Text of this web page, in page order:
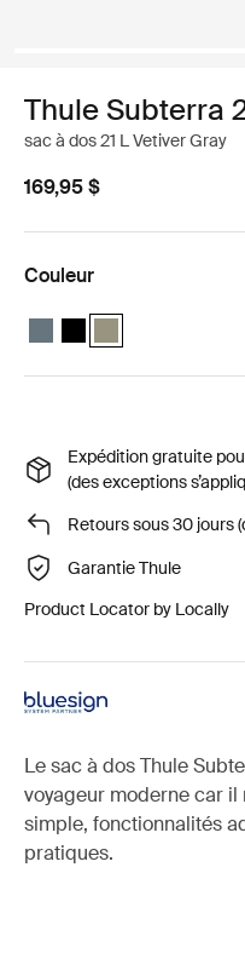
Thule Subterra
sac à dos 21 L Vetiver Gray
169,95 $
Couleur
Thule Subterra backpack
Thule Subterra
Thule Subterra
Expédition gratuite
(des exceptions
Retours sous 30 jours
Garantie Thule
Product Locator by Locally
Le sac à dos Thule
voyageur moderne car
simple, fonctionnalités
pratiques.